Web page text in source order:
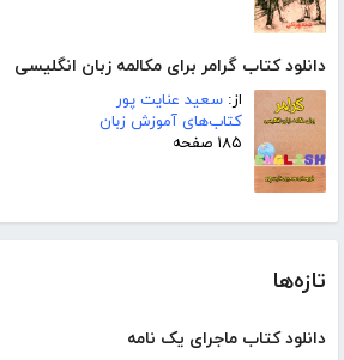
دانلود کتاب گرامر برای مکالمه زبان انگلیسی
از: سعید عنایت پور
کتاب‌های آموزش زبان
۱۸۵ صفحه
تازه‌ها
دانلود کتاب ماجرای یک نامه